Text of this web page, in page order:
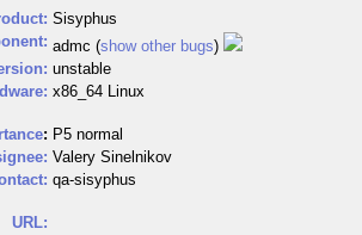
Sisyphus
admc (show other bugs)
unstable
x86_64 Linux
: P5 normal
Valery Sinelnikov
qa-sisyphus
URL: